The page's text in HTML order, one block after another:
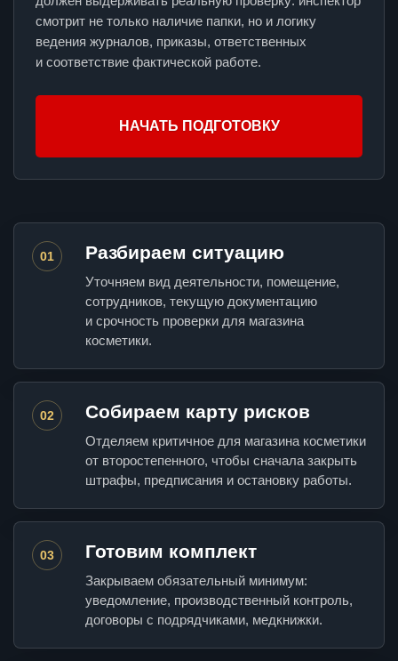
смотрит не только наличие папки, но и логику
ведения журналов, приказы, ответственных
и соответствие фактической работе.
НАЧАТЬ ПОДГОТОВКУ
01 Разбираем ситуацию
Уточняем вид деятельности, помещение,
сотрудников, текущую документацию
и срочность проверки для магазина
косметики.
02 Собираем карту рисков
Отделяем критичное для магазина косметики
от второстепенного, чтобы сначала закрыть
штрафы, предписания и остановку работы.
03 Готовим комплект
Закрываем обязательный минимум:
уведомление, производственный контроль,
договоры с подрядчиками, медкнижки.